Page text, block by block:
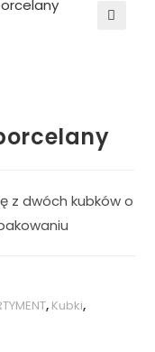
z dwóch kubków o
, Kubki,